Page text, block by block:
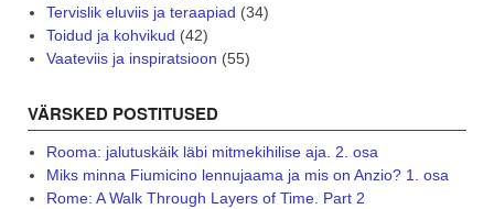
Tervislik eluviis ja teraapiad (34)
Toidud ja kohvikud (42)
Vaateviis ja inspiratsioon (55)
VÄRSKED POSTITUSED
Rooma: jalutuskäik läbi mitmekihilise aja. 2. osa
Miks minna Fiumicino lennujaama ja mis on Anzio? 1. osa
Rome: A Walk Through Layers of Time. Part 2